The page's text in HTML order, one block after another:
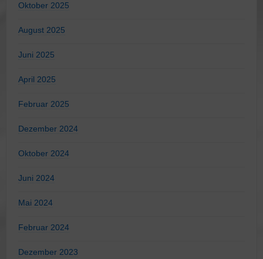
Oktober 2025
August 2025
Juni 2025
April 2025
Februar 2025
Dezember 2024
Oktober 2024
Juni 2024
Mai 2024
Februar 2024
Dezember 2023